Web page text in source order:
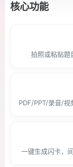
核心功能
拍照或粘贴题
PDF/PPT/录音/视
一键生成闪卡，